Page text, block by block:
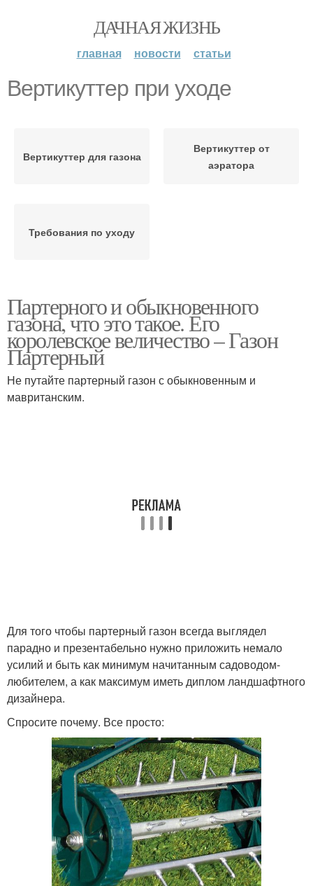
ДАЧНАЯ ЖИЗНЬ
главная новости статьи
Вертикуттер при уходе
Вертикуттер для газона
Вертикуттер от
аэратора
Требования по уходу
Партерного и обыкновенного
газона, что это такое. Его
королевское величество – Газон
Партерный
Не путайте партерный газон с обыкновенным и
мавританским.
Для того чтобы партерный газон всегда выглядел
парадно и презентабельно нужно приложить немало
усилий и быть как минимум начитанным садоводом-
любителем, а как максимум иметь диплом ландшафтного
дизайнера.
Спросите почему. Все просто: